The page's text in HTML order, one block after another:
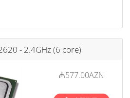
- 2.4GHz (6 core)
₼577.00AZN